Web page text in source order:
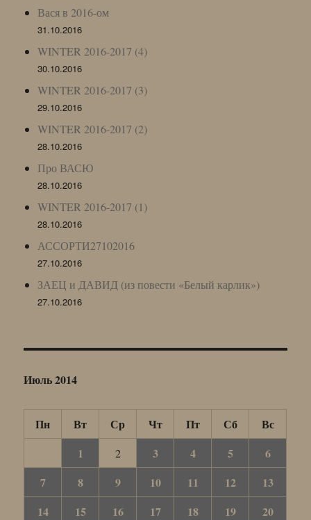
Вася в 2016-ом
31.10.2016
WINTER 2016-2017 (4)
30.10.2016
WINTER 2016-2017 (3)
29.10.2016
WINTER 2016-2017 (2)
28.10.2016
Про ВАСЮ
28.10.2016
WINTER 2016-2017 (1)
28.10.2016
АССОРТИ27102016
27.10.2016
ЗАЕЦ и ДАВИД (из повести «Белый карлик»)
27.10.2016
Июль 2014
Пн Вт Ср Чт Пт Сб
Вс
1
2 3 4 5
6
7
8 9 10 11 12
13
14
15 16 17 18 19
20